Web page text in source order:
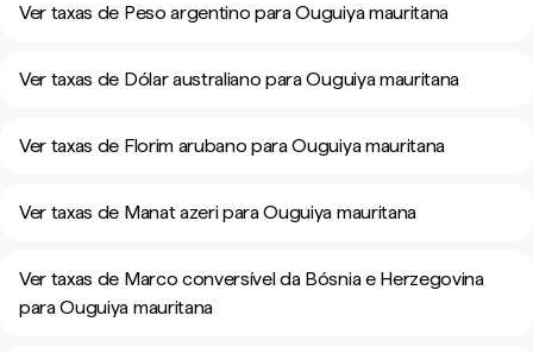
Ver taxas de Peso argentino para Ouguiya mauritana
Ver taxas de Dólar australiano para Ouguiya mauritana
Ver taxas de Florim arubano para Ouguiya mauritana
Ver taxas de Manat azeri para Ouguiya mauritana
Ver taxas de Marco conversível da Bósnia e Herzegovina
para Ouguiya mauritana